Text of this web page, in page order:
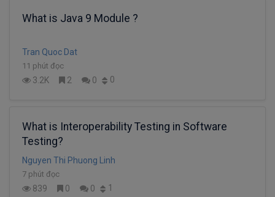
What is Java 9 Module ?
Tran Quoc Dat
11 phút đọc
3.2K 2 0 0
What is Interoperability Testing in Software
Testing?
Nguyen Thi Phuong Linh
7 phút đọc
839 0 0 1